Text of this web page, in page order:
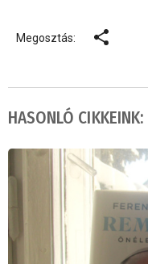
Megosztás:
HASONLÓ CIKKEINK: